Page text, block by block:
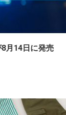
8月14日に発売